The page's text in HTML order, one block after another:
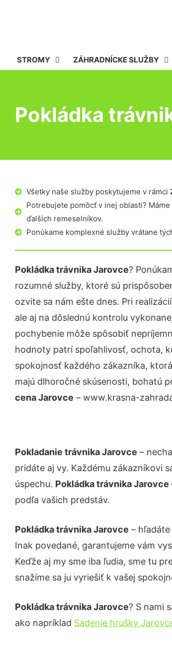
STROMY ZÁHRADNÍCKE SLUŽBY
Pokládka
Všetky naše služby poskytujeme v rámci
Potrebujete pomôcť v inej oblasti?
ďalších remeselníkov.
Ponúkame komplexné služby vrátane
Pokládka trávnika Jarovce?
rozumné služby, ktoré sú
ozvite sa nám ešte dnes. Pri
ale aj na dôslednú kontrolu
pochybenie môže spôsobiť
hodnoty patrí spoľahlivosť, ochota,
spokojnosť každého zákazníka,
majú dlhoročné skúsenosti, bohatú
cena Jarovce – www.krasna-
Pokladanie trávnika Jarovce –
pridáte aj vy. Každému zákazníkovi
úspechu. Pokládka trávnika Jarovce
podľa vašich predstáv.
Pokládka trávnika Jarovce –
Inak povedané, garantujeme vám
Keďže aj my sme iba ľudia, sme tu
snažíme sa ju vyriešiť k vašej
Pokládka trávnika Jarovce? S nami
ako napríklad Sadenie hrušky